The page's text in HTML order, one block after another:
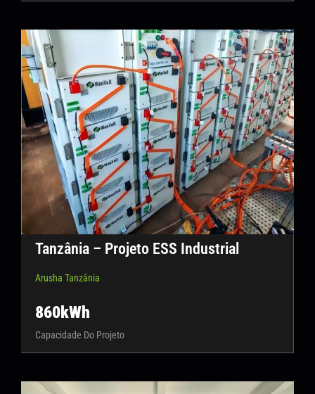
Tanzânia – Projeto ESS Industrial
Arusha Tanzânia
860kWh
Capacidade Do Projeto